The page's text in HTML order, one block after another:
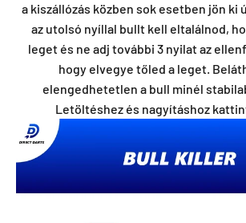
a kiszállózás közben sok esetben jön ki
az utolsó nyíllal bullt kell eltalálnod,
leget és ne adj további 3 nyilat az
hogy elvegye tőled a leget.
elengedhetetlen a bull minél
Letöltéshez és nagyításhoz